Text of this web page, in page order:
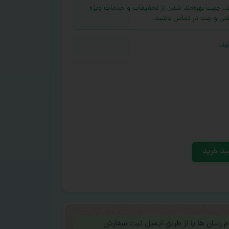
(بالای ۱۰ عدد) دارید، جهت بهره‌مند شدن از تخفیفات و خدمات ویژه
و چت در تماس باشید.
خرید
رسان ها یا از طریق ایمیل ثبت سفارش